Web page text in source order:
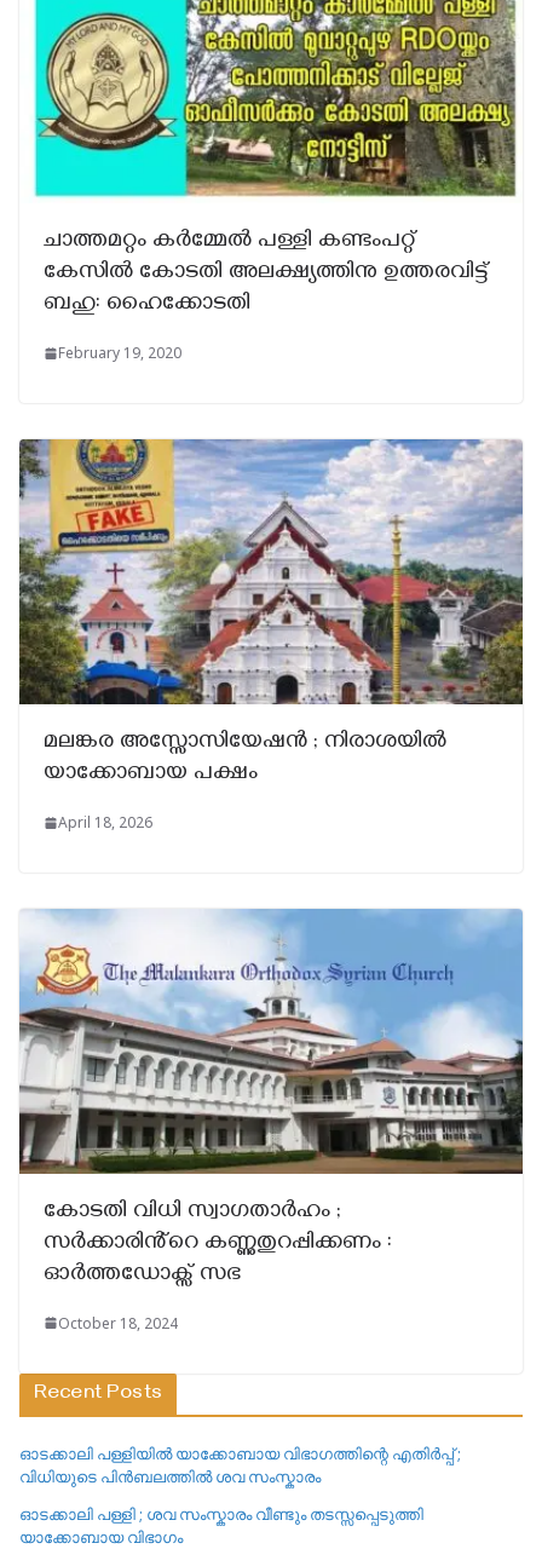
ചാത്തമറ്റം കർമ്മേൽ പള്ളി കണ്ടംപറ്റ്
കേസിൽ കോടതി അലക്ഷ്യത്തിനു ഉത്തരവിട്ട്
ബഹു: ഹൈക്കോടതി
February 19, 2020
മലങ്കര അസ്സോസിയേഷൻ ; നിരാശയിൽ
യാക്കോബായ പക്ഷം
April 18, 2026
കോടതി വിധി സ്വാഗതാർഹം ;
സർക്കാരിൻ്റെ കണ്ണുതുറപ്പിക്കണം :
ഓർത്തഡോക്സ് സഭ
October 18, 2024
Recent Posts
ഓടക്കാലി പള്ളിയിൽ യാക്കോബായ വിഭാഗത്തിന്റെ എതിർപ്പ് ;
വിധിയുടെ പിൻബലത്തിൽ ശവ സംസ്കാരം
ഓടക്കാലി പള്ളി ; ശവ സംസ്കാരം വീണ്ടും തടസ്സപ്പെടുത്തി
യാക്കോബായ വിഭാഗം